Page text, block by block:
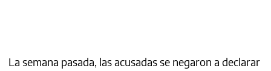
La semana pasada, las acusadas se negaron a declarar